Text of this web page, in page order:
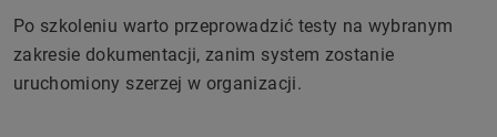
Po szkoleniu warto przeprowadzić testy na wybranym
zakresie dokumentacji, zanim system zostanie
uruchomiony szerzej w organizacji.